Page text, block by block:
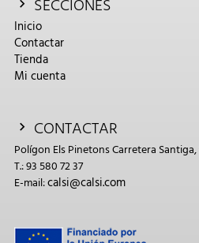
SECCIONES
Inicio
Contactar
Tienda
Mi cuenta
CONTACTAR
Polígon Els Pinetons Carretera
T.: 93 580 72 37
E-mail:calsi@calsi.com